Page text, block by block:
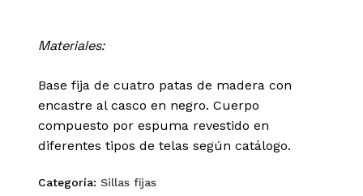
Materiales:
Base fija de cuatro patas de madera con
encastre al casco en negro. Cuerpo
compuesto por espuma revestido en
diferentes tipos de telas según catálogo.
Categoría: Sillas fijas